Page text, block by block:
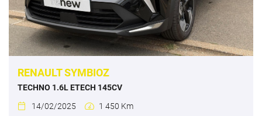
RENAULT SYMBIOZ
TECHNO 1.6L ETECH 145CV
 14/02/2025  1 450 Km